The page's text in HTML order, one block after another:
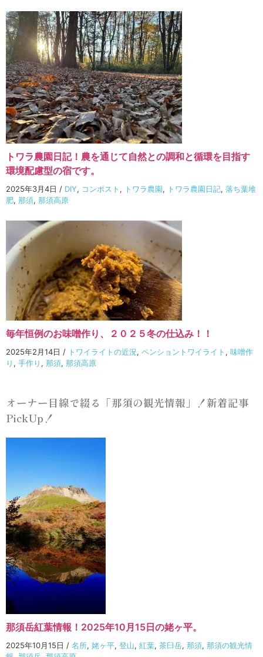
トワラ農園日記！農を通じて自然との調和と循環を目指す
環境配慮型の宿です。
2025年3月4日 / DIY, コンポスト , トワラ農園, トワラ農園日記, 落ち葉堆
肥, 那須, 那須高原
毎年恒例のお味噌作り、２０２５冬の仕込み！！
2025年2月14日 / トワイライトの近況, ペンショントワイライト , 味噌作
り , 手作り , 那須, 那須高原
オーナー目線で綴る「那須の観光情報」！新着記事
PickUp！
那須岳紅葉情報！2025年10月15日の姥ヶ平。
2025年10月15日 / 名所, 姥ヶ平, 登山, 紅葉, 茶臼岳, 那須, 那須の観光情